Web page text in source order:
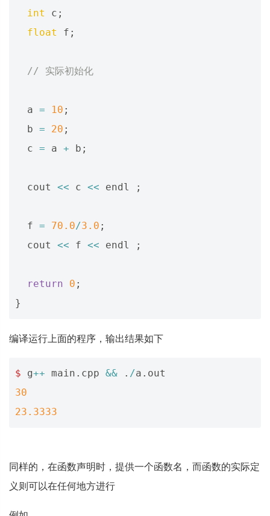
int
c ;
float
f ;
// 实际初始化
a = 10 ;
b = 20 ;
c = a + b ;
cout << c << endl ;
f = 70.0/3.0 ;
cout
<< f << endl ;
return 0 ;
}
编译运行上面的程序，输出结果如下
$ g++ main . cpp && . /a . out
30
23.3333
同样的，在函数声明时，提供一个函数名，而函数的实际定
义则可以在任何地方进行